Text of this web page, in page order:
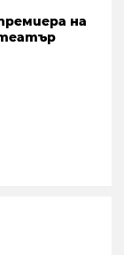
на